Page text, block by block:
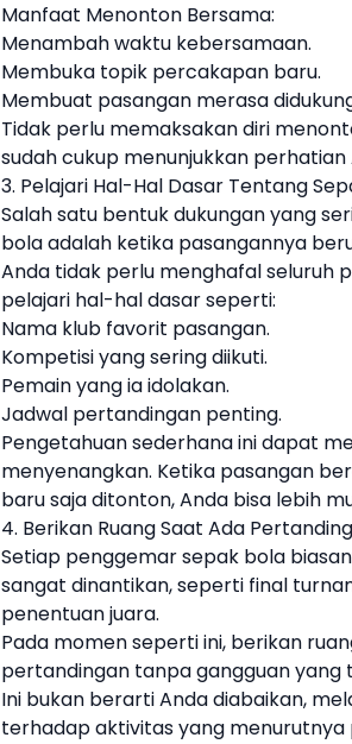
Manfaat Menonton Bersama:
Menambah waktu kebersamaan.
Membuka topik percakapan baru.
Membuat pasangan merasa
Tidak perlu memaksakan diri
sudah cukup menunjukkan
3. Pelajari Hal-Hal Dasar Tentang
Salah satu bentuk dukungan yang
bola adalah ketika pasangannya
Anda tidak perlu menghafal seluruh
pelajari hal-hal dasar seperti:
Nama klub favorit pasangan.
Kompetisi yang sering diikuti.
Pemain yang ia idolakan.
Jadwal pertandingan penting.
Pengetahuan sederhana ini dapat
menyenangkan. Ketika pasangan
baru saja ditonton, Anda bisa lebih
4. Berikan Ruang Saat Ada
Setiap penggemar sepak bola
sangat dinantikan, seperti final
penentuan juara.
Pada momen seperti ini, berikan
pertandingan tanpa gangguan yang
Ini bukan berarti Anda diabaikan,
terhadap aktivitas yang menurutnya